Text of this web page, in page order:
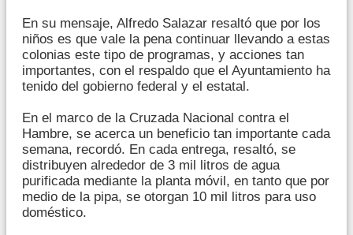
En su mensaje, Alfredo Salazar resaltó que por los
niños es que vale la pena continuar llevando a estas
colonias este tipo de programas, y acciones tan
importantes, con el respaldo que el Ayuntamiento ha
tenido del gobierno federal y el estatal.
En el marco de la Cruzada Nacional contra el
Hambre, se acerca un beneficio tan importante cada
semana, recordó. En cada entrega, resaltó, se
distribuyen alrededor de 3 mil litros de agua
purificada mediante la planta móvil, en tanto que por
medio de la pipa, se otorgan 10 mil litros para uso
doméstico.